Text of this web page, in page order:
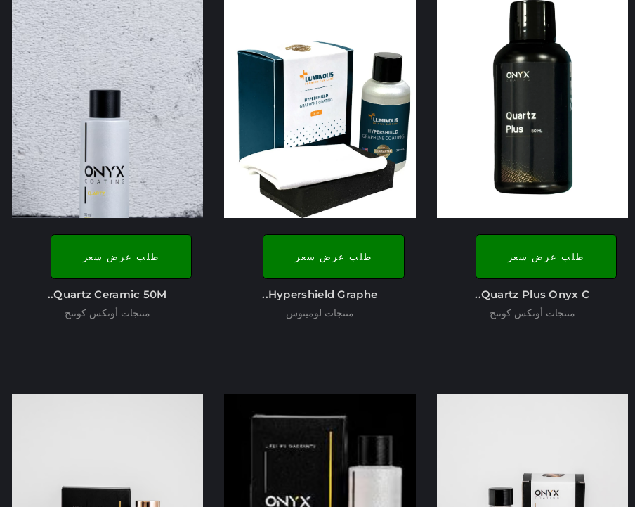
طلب عرض سعر
Quartz Plus Onyx C..
منتجات أونكس كوتنج
طلب عرض سعر
Hypershield Graphe..
منتجات لومينوس
طلب عرض سعر
Quartz Ceramic 50M..
منتجات أونكس كوتنج